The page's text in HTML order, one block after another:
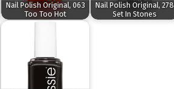
Nail Polish Original, 063
Too Too Hot
Nail Polish Original, 278
Set In Stones